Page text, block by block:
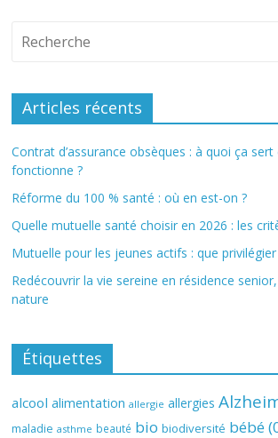
Articles récents
Contrat d’assurance obsèques : à quoi ça
fonctionne ?
Réforme du 100 % santé : où en est-on ?
Quelle mutuelle santé choisir en 2026 : les
Mutuelle pour les jeunes actifs : que privilégier
Redécouvrir la vie sereine en résidence
nature
Étiquettes
alcool alimentation allergie allergies
maladie asthme beauté bio biodiversité bébé